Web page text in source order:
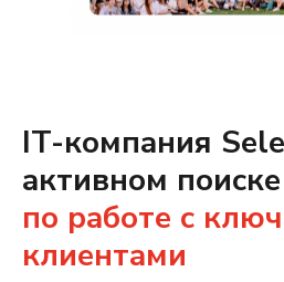
IT-компания
активном поиске
по работе с
клиентами